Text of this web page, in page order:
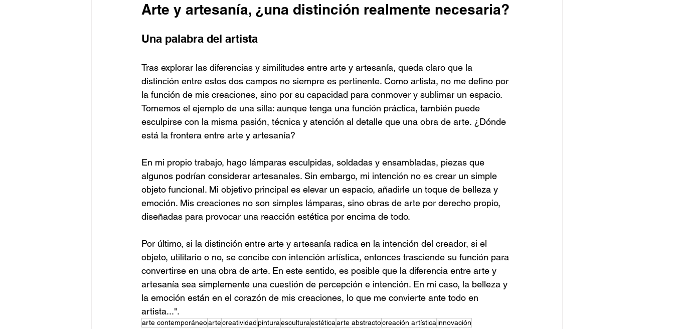
Arte y artesanía, ¿una distinción realmente necesaria?
Una palabra del artista
Tras explorar las diferencias y similitudes entre arte y artesanía, queda claro que la
distinción entre estos dos campos no siempre es pertinente. Como artista, no me defino por
la función de mis creaciones, sino por su capacidad para conmover y sublimar un espacio.
Tomemos el ejemplo de una silla: aunque tenga una función práctica, también puede
esculpirse con la misma pasión, técnica y atención al detalle que una obra de arte. ¿Dónde
está la frontera entre arte y artesanía?
En mi propio trabajo, hago lámparas esculpidas, soldadas y ensambladas, piezas que
algunos podrían considerar artesanales. Sin embargo, mi intención no es crear un simple
objeto funcional. Mi objetivo principal es elevar un espacio, añadirle un toque de belleza y
emoción. Mis creaciones no son simples lámparas, sino obras de arte por derecho propio,
diseñadas para provocar una reacción estética por encima de todo.
Por último, si la distinción entre arte y artesanía radica en la intención del creador, si el
objeto, utilitario o no, se concibe con intención artística, entonces trasciende su función para
convertirse en una obra de arte. En este sentido, es posible que la diferencia entre arte y
artesanía sea simplemente una cuestión de percepción e intención. En mi caso, la belleza y
la emoción están en el corazón de mis creaciones, lo que me convierte ante todo en
artista...".
arte contemporáneoartecreatividadpinturaesculturaestéticaarte abstractocreación artística innovación